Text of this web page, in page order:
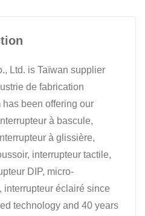
Ltd. is Taïwan supplier
de fabrication
been offering our
à bascule,
à glissière,
interrupteur tactile,
DIP, micro-
interrupteur éclairé since
technology and 40 years